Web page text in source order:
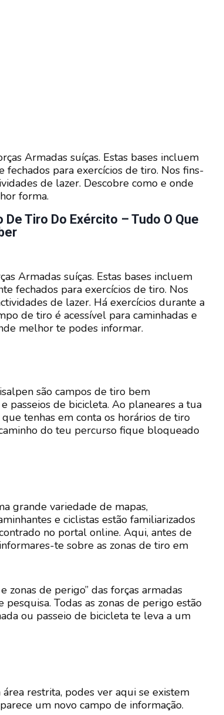
Tiro Do Exército – Tudo O Que
Armadas suíças. Estas bases incluem
para exercícios de tiro. Nos fins-
de lazer. Descobre como e onde
forma.
Armadas suíças. Estas bases incluem
fechados para exercícios de tiro. Nos
de lazer. Há exercícios durante a
de tiro é acessível para caminhadas e
melhor te podes informar.
são campos de tiro bem
passeios de bicicleta. Ao planeares a tua
tenhas em conta os horários de tiro
do teu percurso fique bloqueado
grande variedade de mapas,
e ciclistas estão familiarizados
no portal online. Aqui, antes de
te sobre as zonas de tiro em
de perigo” das forças armadas
Todas as zonas de perigo estão
ou passeio de bicicleta te leva a um
restrita, podes ver aqui se existem
um novo campo de informação.